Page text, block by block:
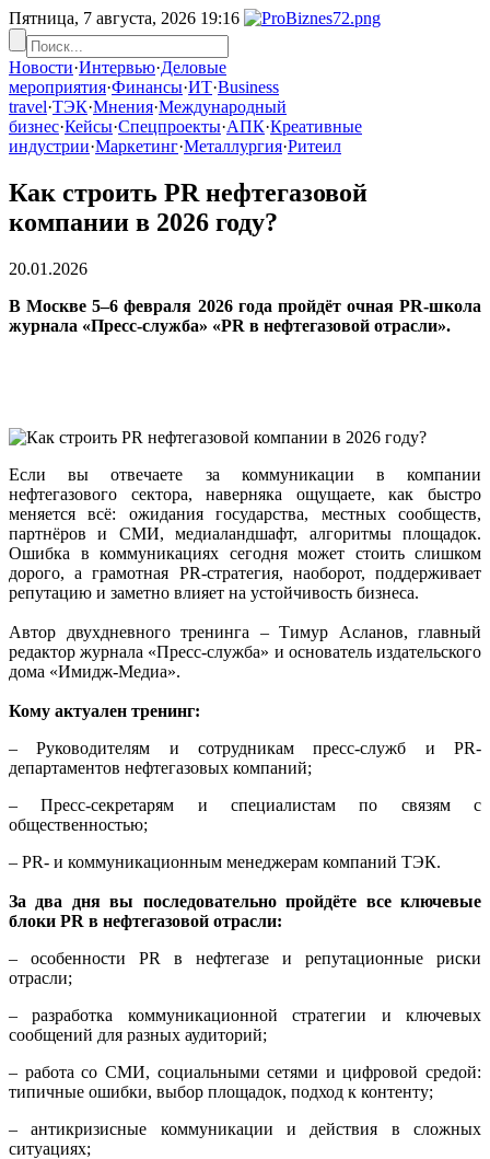
Пятница, 7 августа, 2026 19:16
Новости·Интервью·Деловые
мероприятия·Финансы·ИТ·Business
travel·ТЭК·Мнения·Международный
бизнес·Кейсы·Спецпроекты·АПК·Креативные
индустрии·Маркетинг·Металлургия·Ритеил
Как строить PR нефтегазовой
компании в 2026 году?
20.01.2026
В Москве 5–6 февраля 2026 года пройдёт очная PR-школа
журнала «Пресс-служба» «PR в нефтегазовой отрасли».
Если вы отвечаете за коммуникации в компании
нефтегазового сектора, наверняка ощущаете, как быстро
меняется всё: ожидания государства, местных сообществ,
партнёров и СМИ, медиаландшафт, алгоритмы площадок.
Ошибка в коммуникациях сегодня может стоить слишком
дорого, а грамотная PR-стратегия, наоборот, поддерживает
репутацию и заметно влияет на устойчивость бизнеса.
Автор двухдневного тренинга – Тимур Асланов, главный
редактор журнала «Пресс-служба» и основатель издательского
дома «Имидж-Медиа».
Кому актуален тренинг:
– Руководителям и сотрудникам пресс-служб и PR-
департаментов нефтегазовых компаний;
– Пресс-секретарям и специалистам по связям с
общественностью;
– PR- и коммуникационным менеджерам компаний ТЭК.
За два дня вы последовательно пройдёте все ключевые
блоки PR в нефтегазовой отрасли:
– особенности PR в нефтегазе и репутационные риски
отрасли;
– разработка коммуникационной стратегии и ключевых
сообщений для разных аудиторий;
– работа со СМИ, социальными сетями и цифровой средой:
типичные ошибки, выбор площадок, подход к контенту;
– антикризисные коммуникации и действия в сложных
ситуациях;